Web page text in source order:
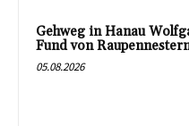
Gehweg in Hanau
Fund von
05.08.2026